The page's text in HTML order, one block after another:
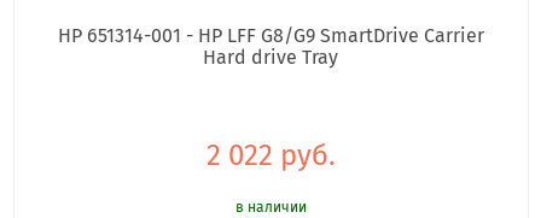
HP 651314-001 - HP LFF G8/G9 SmartDrive Carrier
Hard drive Tray
2 022 руб.
в наличии